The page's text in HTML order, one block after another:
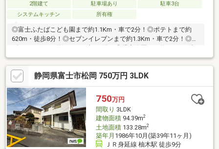
2階建て 駐車場あり
駐車3台
システムキッチン
所有権
◎富士ふたばこども園まで約1.1Km・車で2分！◎ポテトまで約
620m・徒歩8分！◎セブンイレブンまで約1.3Km・車で2分！◎ス
歩3分！※設備の内容・状況等は現況を優先致します。※掲載画像
右下に【AI修正】のロゴの付いた画像は、現況家具等有ります。
売主様のプライバシーに配慮しCG加工により家具等消去した画像
となり、現況との相違がある場合は現況を優先致します。
静岡県富士市松岡 750万円 3LDK
750万円
間取り 3LDK
建物面積94.39m2
土地面積133.28m2
築年月 1986年10月(築39年11ヶ月)
ＪＲ身延線 柚木駅 徒歩9分